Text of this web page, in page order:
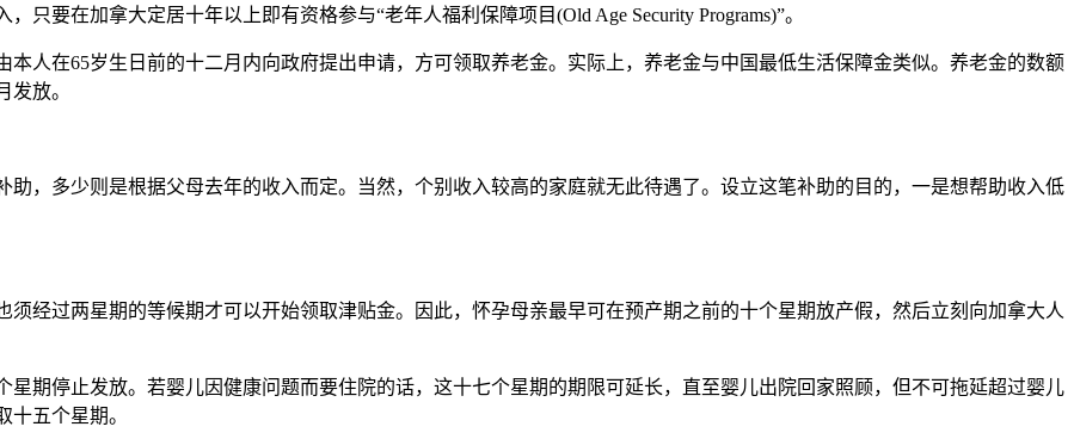
只要在加拿大定居十年以上即有资格参与“老年人福利保障项目(Old Age Security Programs)”。
人在65岁生日前的十二月内向政府提出申请，方可领取养老金。实际上，养老金与中国最低生活保障金类似。养老金的数额
放。
，多少则是根据父母去年的收入而定。当然，个别收入较高的家庭就无此待遇了。设立这笔补助的目的，一是想帮助收入低
经过两星期的等候期才可以开始领取津贴金。因此，怀孕母亲最早可在预产期之前的十个星期放产假，然后立刻向加拿大人
期停止发放。若婴儿因健康问题而要住院的话，这十七个星期的期限可延长，直至婴儿出院回家照顾，但不可拖延超过婴儿
五个星期。